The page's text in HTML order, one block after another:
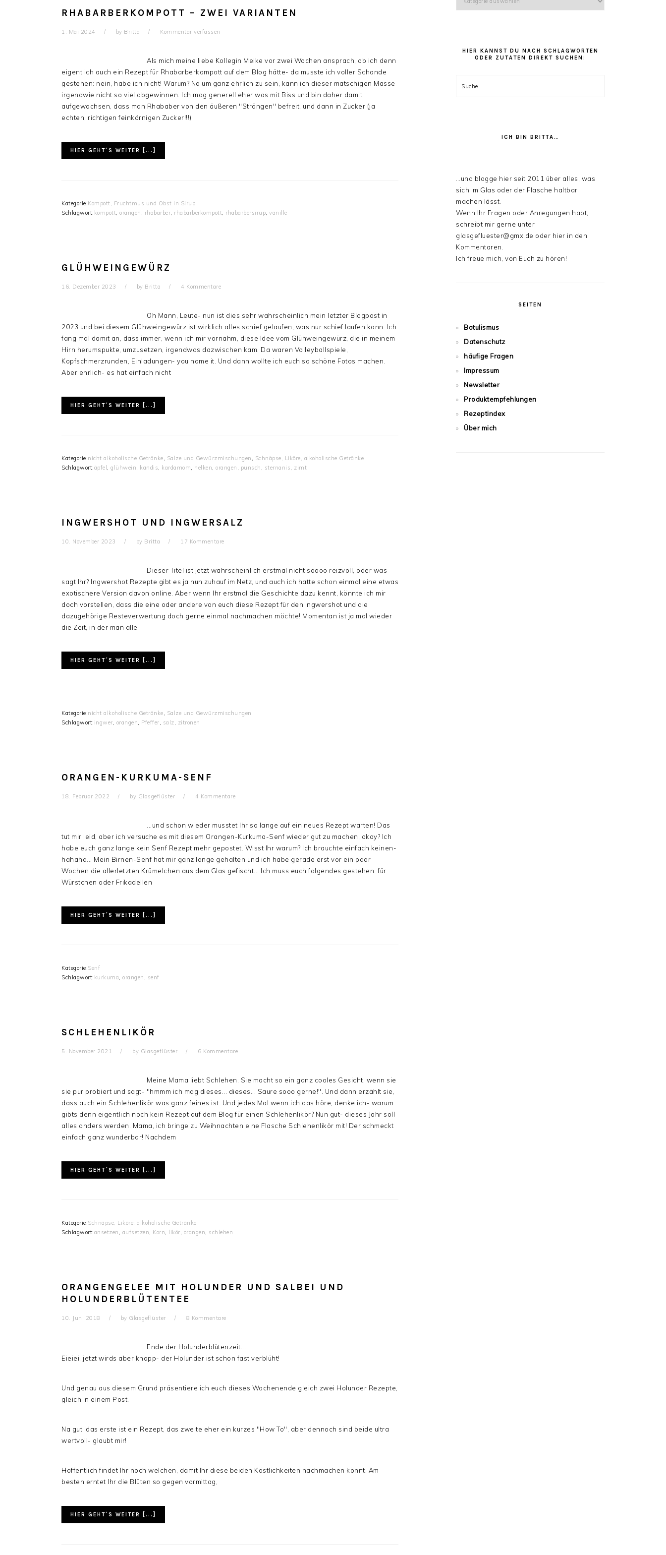
RHABARBERKOMPOTT – ZWEI VARIANTEN
1. Mai 2024 by Britta Kommentar verfassen
Als mich meine liebe Kollegin Meike vor zwei Wochen ansprach, ob ich denn
eigentlich auch ein Rezept für Rhabarberkompott auf dem Blog hätte- da musste ich voller Schande
gestehen: nein, habe ich nicht! Warum? Na um ganz ehrlich zu sein, kann ich dieser matschigen Masse
irgendwie nicht so viel abgewinnen. Ich mag generell eher was mit Biss und bin daher damit
aufgewachsen, dass man Rhababer von den äußeren "Strängen" befreit, und dann in Zucker (ja
echten, richtigen feinkörnigen Zucker!!!)
HIER GEHT´S WEITER [...]
Kategorie:Kompott, Fruchtmus und Obst in Sirup
Schlagwort: kompott, orangen , rhabarber, rhabarberkompott, rhabarbersirup, vanille
GLÜHWEINGEWÜRZ
16. Dezember 2023 by Britta 4 Kommentare
Oh Mann, Leute- nun ist dies sehr wahrscheinlich mein letzter Blogpost in
2023 und bei diesem Glühweingewürz ist wirklich alles schief gelaufen, was nur schief laufen kann. Ich
fang mal damit an, dass immer, wenn ich mir vornahm, diese Idee vom Glühweingewürz, die in meinem
Hirn herumspukte, umzusetzen, irgendwas dazwischen kam. Da waren Volleyballspiele,
Kopfschmerzrunden, Einladungen- you name it. Und dann wollte ich euch so schöne Fotos machen.
Aber ehrlich- es hat einfach nicht
HIER GEHT´S WEITER [...]
Kategorie:nicht alkoholische Getränke, Salze und Gewürzmischungen , Schnäpse, Liköre, alkoholische Getränke
Schlagwort:äpfel , glühwein, kandis, kardamom, nelken, orangen , punsch , sternanis, zimt
INGWERSHOT UND INGWERSALZ
10. November 2023 by Britta 17 Kommentare
Dieser Titel ist jetzt wahrscheinlich erstmal nicht soooo reizvoll, oder was
sagt Ihr? Ingwershot Rezepte gibt es ja nun zuhauf im Netz, und auch ich hatte schon einmal eine etwas
exotischere Version davon online. Aber wenn Ihr erstmal die Geschichte dazu kennt, könnte ich mir
doch vorstellen, dass die eine oder andere von euch diese Rezept für den Ingwershot und die
dazugehörige Resteverwertung doch gerne einmal nachmachen möchte! Momentan ist ja mal wieder
die Zeit, in der man alle
HIER GEHT´S WEITER [...]
Kategorie:nicht alkoholische Getränke, Salze und Gewürzmischungen
Schlagwort: ingwer, orangen, Pfeffer, salz, zitronen
ORANGEN-KURKUMA-SENF
18. Februar 2022 by Glasgeflüster 4 Kommentare
...und schon wieder musstet Ihr so lange auf ein neues Rezept warten! Das
tut mir leid, aber ich versuche es mit diesem Orangen-Kurkuma-Senf wieder gut zu machen, okay? Ich
habe euch ganz lange kein Senf Rezept mehr gepostet. Wisst Ihr warum? Ich brauchte einfach keinen-
hahaha... Mein Birnen-Senf hat mir ganz lange gehalten und ich habe gerade erst vor ein paar
Wochen die allerletzten Krümelchen aus dem Glas gefischt... Ich muss euch folgendes gestehen: für
Würstchen oder Frikadellen
HIER GEHT´S WEITER [...]
Kategorie:Senf
Schlagwort: kurkuma, orangen , senf
SCHLEHENLIKÖR
5. November 2021 by Glasgeflüster 6 Kommentare
Meine Mama liebt Schlehen. Sie macht so ein ganz cooles Gesicht, wenn sie
sie pur probiert und sagt- "hmmm ich mag dieses... dieses... Saure sooo gerne!". Und dann erzählt sie,
dass auch ein Schlehenlikör was ganz feines ist. Und jedes Mal wenn ich das höre, denke ich- warum
gibts denn eigentlich noch kein Rezept auf dem Blog für einen Schlehenlikör? Nun gut- dieses Jahr soll
alles anders werden. Mama, ich bringe zu Weihnachten eine Flasche Schlehenlikör mit! Der schmeckt
einfach ganz wunderbar! Nachdem
HIER GEHT´S WEITER [...]
Kategorie:Schnäpse, Liköre, alkoholische Getränke
Schlagwort:ansetzen , aufsetzen, Korn, likör, orangen, schlehen
ORANGENGELEE MIT HOLUNDER UND SALBEI UND
HOLUNDERBLÜTENTEE
10. Juni 2018 by Glasgeflüster 8 Kommentare
Ende der Holunderblütenzeit...
Eieiei, jetzt wirds aber knapp- der Holunder ist schon fast verblüht!
Und genau aus diesem Grund präsentiere ich euch dieses Wochenende gleich zwei Holunder Rezepte,
gleich in einem Post.
Na gut, das erste ist ein Rezept, das zweite eher ein kurzes "How To", aber dennoch sind beide ultra
wertvoll- glaubt mir!
Hoffentlich findet Ihr noch welchen, damit Ihr diese beiden Köstlichkeiten nachmachen könnt. Am
besten erntet Ihr die Blüten so gegen vormittag,
HIER GEHT´S WEITER [...]
Rezept
HIER KANNST DU NACH SCHLAGWORTEN
ODER ZUTATEN DIREKT SUCHEN:
Suche
ICH BIN BRITTA…
…und blogge hier seit 2011 über alles, was
sich im Glas oder der Flasche haltbar
machen lässt.
Wenn Ihr Fragen oder Anregungen habt,
schreibt mir gerne unter
glasgefluester@gmx.de oder hier in den
Kommentaren.
Ich freue mich, von Euch zu hören!
SEITEN
Botulismus
Datenschutz
häufige Fragen
Impressum
Newsletter
Produktempfehlungen
Rezeptindex
Über mich